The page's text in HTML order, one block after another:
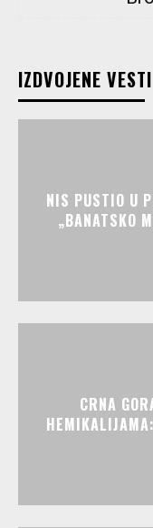
IZDVOJENE VESTI
NIS PUSTIO U
„BANATSKO
CRNA